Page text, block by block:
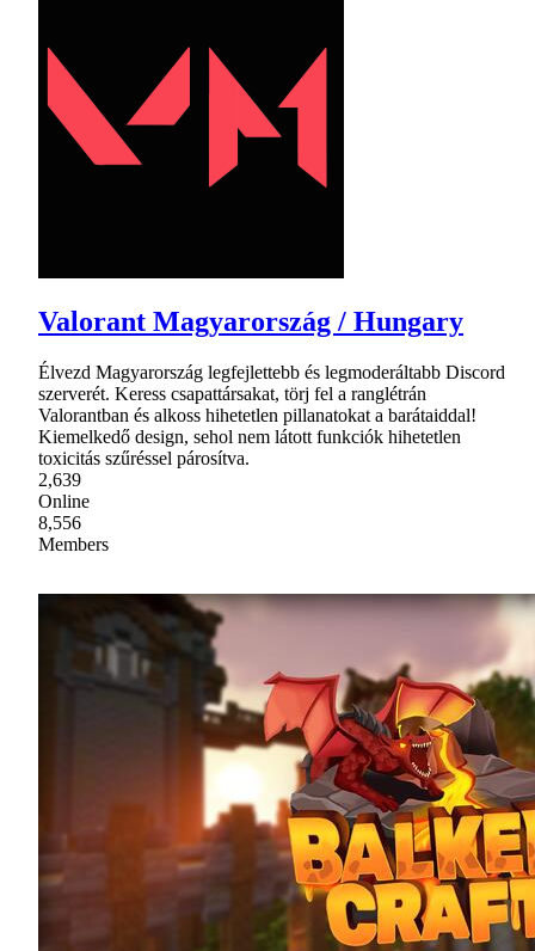
Valorant Magyarország / Hungary
Élvezd Magyarország legfejlettebb és legmoderáltabb Discord
szerverét. Keress csapattársakat, törj fel a ranglétrán
Valorantban és alkoss hihetetlen pillanatokat a barátaiddal!
Kiemelkedő design, sehol nem látott funkciók hihetetlen
toxicitás szűréssel párosítva.
2,639
Online
8,556
Members